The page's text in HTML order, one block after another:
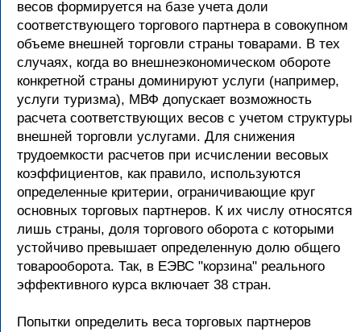
весов формируется на базе учета доли
соответствующего торгового партнера в совокупном
объеме внешней торговли страны товарами. В тех
случаях, когда во внешнеэкономическом обороте
конкретной страны доминируют услуги (например,
услуги туризма), МВФ допускает возможность
расчета соответствующих весов с учетом структуры
внешней торговли услугами. Для снижения
трудоемкости расчетов при исчислении весовых
коэффициентов, как правило, используются
определенные критерии, ограничивающие круг
основных торговых партнеров. К их числу относятся
лишь страны, доля торгового оборота с которыми
устойчиво превышает определенную долю общего
товарооборота. Так, в ЕЭВС "корзина" реального
эффективного курса включает 38 стран.
Попытки определить веса торговых партнеров